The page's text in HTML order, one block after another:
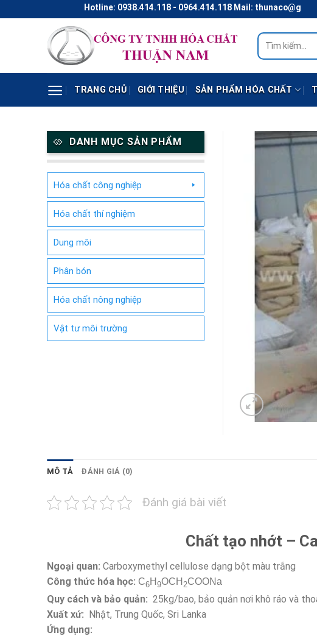
to
Hotline: 0938.414.118 - 0964.414.118 Mail: thunaco@gmail.com
Tìm
kiếm:
TRANG CHỦ GIỚI THIỆU SẢN PHẨM HÓA CHẤT
DANH MỤC SẢN PHẨM
Hóa chất công nghiệp
Hóa chất thí nghiệm
Dung môi
Phân bón
Hóa chất nông nghiệp
Vật tư môi trường
MÔ TẢ ĐÁNH GIÁ (0)
Đánh giá bài viết
Chất tạo nhớt –
Ngoại quan: Carboxymethyl cellulose dạng bột màu trắng
Công thức hóa học: C6H 9OCH 2COONa
Quy cách và bảo quản: 25kg/bao, bảo quản nơi khô ráo và
Xuất xứ: Nhật, Trung Quốc, Sri Lanka
Ứng dụng: